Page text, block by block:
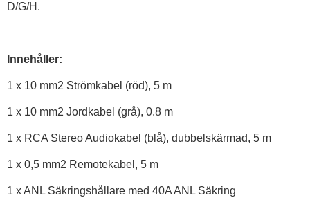
D/G/H.
Innehåller:
1 x 10 mm2 Strömkabel (röd), 5 m
1 x 10 mm2 Jordkabel (grå), 0.8 m
1 x RCA Stereo Audiokabel (blå), dubbelskärmad, 5 m
1 x 0,5 mm2 Remotekabel, 5 m
1 x ANL Säkringshållare med 40A ANL Säkring